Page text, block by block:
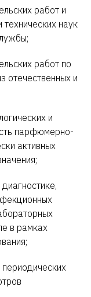
работ и
технических наук
работ по
отечественных и
и
парфюмерно-
активных
в рамках